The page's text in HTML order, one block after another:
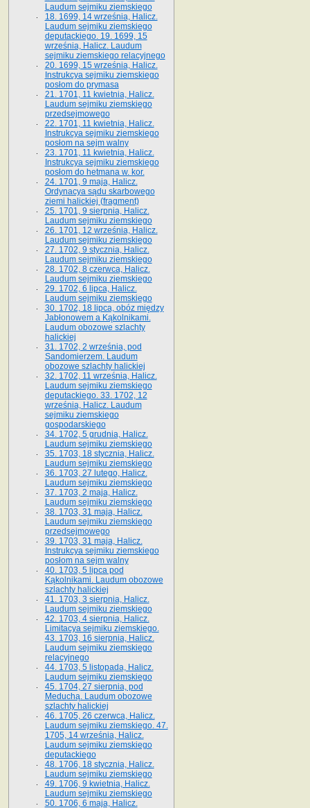
Laudum sejmiku ziemskiego
18. 1699, 14 września, Halicz.
Laudum sejmiku ziemskiego
deputackiego. 19. 1699, 15
września, Halicz. Laudum
sejmiku ziemskiego relacyjnego
20. 1699, 15 września, Halicz.
Instrukcya sejmiku ziemskiego
posłom do prymasa
21. 1701, 11 kwietnia, Halicz.
Laudum sejmiku ziemskiego
przedsejmowego
22. 1701, 11 kwietnia, Halicz.
Instrukcya sejmiku ziemskiego
posłom na sejm walny
23. 1701, 11 kwietnia, Halicz.
Instrukcya sejmiku ziemskiego
posłom do hetmana w. kor.
24. 1701, 9 maja, Halicz.
Ordynacya sądu skarbowego
ziemi halickiej (fragment)
25. 1701, 9 sierpnia, Halicz.
Laudum sejmiku ziemskiego
26. 1701, 12 września, Halicz.
Laudum sejmiku ziemskiego
27. 1702, 9 stycznia, Halicz.
Laudum sejmiku ziemskiego
28. 1702, 8 czerwca, Halicz.
Laudum sejmiku ziemskiego
29. 1702, 6 lipca, Halicz.
Laudum sejmiku ziemskiego
30. 1702, 18 lipca, obóz między
Jabłonowem a Kąkolnikami.
Laudum obozowe szlachty
halickiej
31. 1702, 2 września, pod
Sandomierzem. Laudum
obozowe szlachty halickiej
32. 1702, 11 września, Halicz.
Laudum sejmiku ziemskiego
deputackiego. 33. 1702, 12
września, Halicz. Laudum
sejmiku ziemskiego
gospodarskiego
34. 1702, 5 grudnia, Halicz.
Laudum sejmiku ziemskiego
35. 1703, 18 stycznia, Halicz.
Laudum sejmiku ziemskiego
36. 1703, 27 lutego, Halicz.
Laudum sejmiku ziemskiego
37. 1703, 2 maja, Halicz.
Laudum sejmiku ziemskiego
38. 1703, 31 maja, Halicz.
Laudum sejmiku ziemskiego
przedsejmowego
39. 1703, 31 maja, Halicz.
Instrukcya sejmiku ziemskiego
posłom na sejm walny
40. 1703, 5 lipca pod
Kąkolnikami. Laudum obozowe
szlachty halickiej
41­. 1703, 3 sierpnia, Halicz.
Laudum sejmiku ziemskiego
42. 1703, 4 sierpnia, Halicz.
Limitacya sejmiku ziemskiego.
43. 1703, 16 sierpnia, Halicz.
Laudum sejmiku ziemskiego
relacyjnego
44. 1703, 5 listopada, Halicz.
Laudum sejmiku ziemskiego
45. 1704, 27 sierpnia, pod
Meduchą. Laudum obozowe
szlachty halickiej
46. 1705, 26 czerwca, Halicz.
Laudum sejmiku ziemskiego. 47.
1705, 14 września, Halicz.
Laudum sejmiku ziemskiego
deputackiego
48. 1706, 18 stycznia, Halicz.
Laudum sejmiku ziemskiego
49. 1706, 9 kwietnia, Halicz.
Laudum sejmiku ziemskiego
50. 1706, 6 maja, Halicz.